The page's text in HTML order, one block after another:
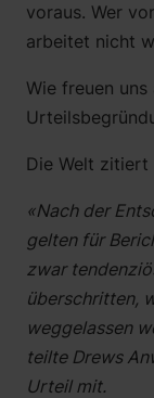
voraus. Wer
arbeitet nicht
Wie freuen
Die Welt zitiert
«Nach der
gelten für
zwar
überschritten,
weggelassen
teilte Drews
Urteil mit.